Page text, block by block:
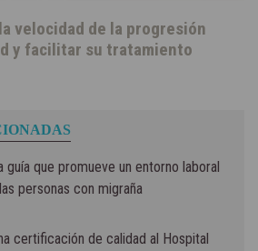
velocidad de la progresión
y facilitar su tratamiento
guía que promueve un entorno laboral
personas con migraña
certificación de calidad al Hospital